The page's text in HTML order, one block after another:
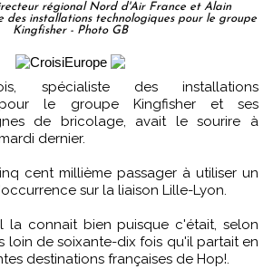
régional Nord d'Air France et Alain
des installations technologiques pour le groupe
Kingfisher - Photo GB
pour le groupe Kingfisher et ses
de bricolage, avait le sourire à
dernier.
cent millième passager à utiliser un
sur la liaison Lille-Lyon.
la connait bien puisque c'était, selon
loin de soixante-dix fois qu'il partait en
destinations françaises de Hop!.